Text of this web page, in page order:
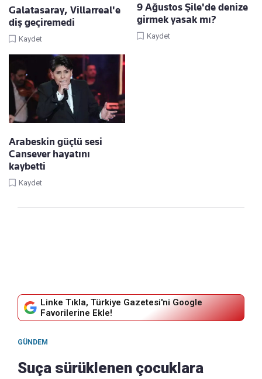
Galatasaray, Villarreal'e
diş geçiremedi
Kaydet
9 Ağustos Şile'de denize
girmek yasak mı?
Kaydet
Arabeskin güçlü sesi
Cansever hayatını
kaybetti
Kaydet
Linke Tıkla, Türkiye Gazetesi'ni Google
Favorilerine Ekle!
GÜNDEM
Suça sürüklenen çocuklara